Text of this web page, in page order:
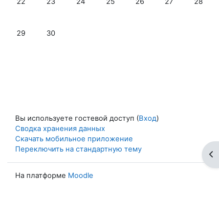
Нет событий, понедельник 29 сентября
29 Нет событий, вторник 30 сентября
30
Вы используете гостевой доступ (Вход)
Сводка хранения данных
Скачать мобильное приложение
Переключить на стандартную тему
На платформе Moodle